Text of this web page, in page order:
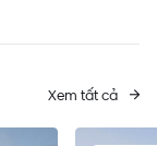
Xem tất cả